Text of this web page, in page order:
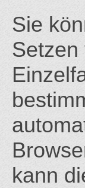
Sie
Setzen
kann